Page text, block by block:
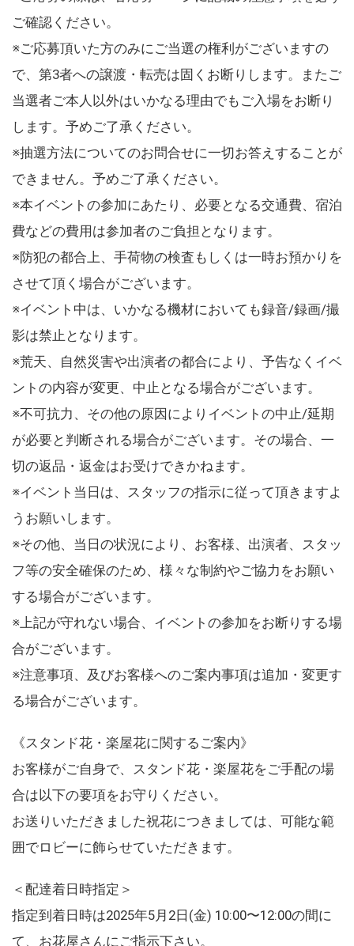
ご確認ください。
※ご応募頂いた方のみにご当選の権利がございますの
で、第3者への譲渡・転売は固くお断りします。またご
当選者ご本人以外はいかなる理由でもご入場をお断り
します。予めご了承ください。
※抽選方法についてのお問合せに一切お答えすることが
できません。予めご了承ください。
※本イベントの参加にあたり、必要となる交通費、宿泊
費などの費用は参加者のご負担となります。
※防犯の都合上、手荷物の検査もしくは一時お預かりを
させて頂く場合がございます。
※イベント中は、いかなる機材においても録音/録画/撮
影は禁止となります。
※荒天、自然災害や出演者の都合により、予告なくイベ
ントの内容が変更、中止となる場合がございます。
※不可抗力、その他の原因によりイベントの中止/延期
が必要と判断される場合がございます。その場合、一
切の返品・返金はお受けできかねます。
※イベント当日は、スタッフの指示に従って頂きますよ
うお願いします。
※その他、当日の状況により、お客様、出演者、スタッ
フ等の安全確保のため、様々な制約やご協力をお願い
する場合がございます。
※上記が守れない場合、イベントの参加をお断りする場
合がございます。
※注意事項、及びお客様へのご案内事項は追加・変更す
る場合がございます。
《スタンド花・楽屋花に関するご案内》
お客様がご自身で、スタンド花・楽屋花をご手配の場
合は以下の要項をお守りください。
お送りいただきました祝花につきましては、可能な範
囲でロビーに飾らせていただきます。
＜配達着日時指定＞
指定到着日時は2025年5月2日(金) 10:00〜12:00の間に
て、お花屋さんにご指示下さい。